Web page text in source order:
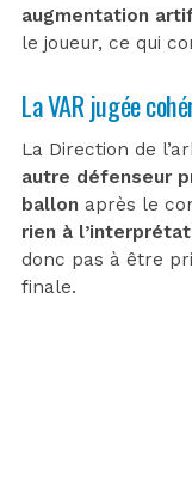
augmentation
le joueur, ce qui
La VAR jugée
La Direction de
autre défenseur
ballon après le
rien à
donc pas à être
finale.